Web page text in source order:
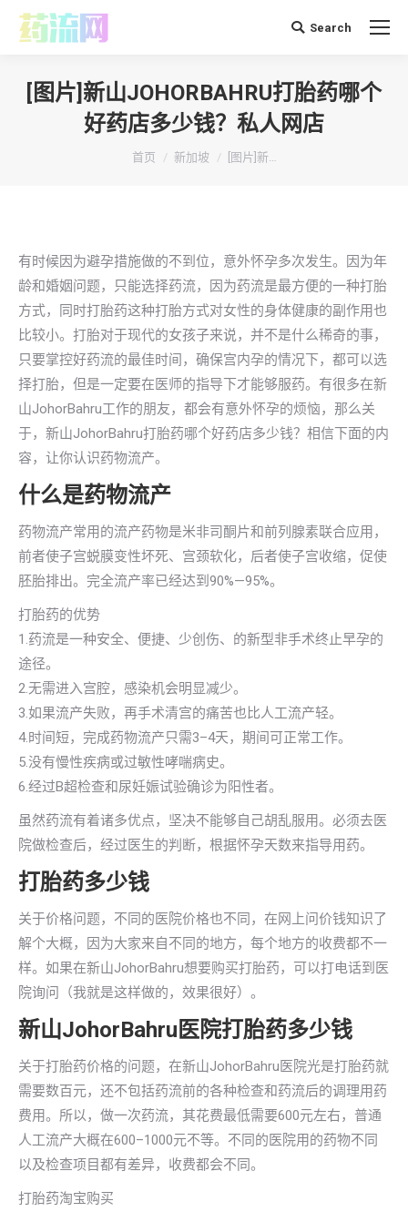
搜 Search
[图片]新山JOHORBAHRU打胎药哪个
好药店多少钱？私人网店
你在这里：
首页 新加坡 [图片]新…
有时候因为避孕措施做的不到位，意外怀孕多次发生。因为年
龄和婚姻问题，只能选择药流，因为药流是最方便的一种打胎
方式，同时打胎药这种打胎方式对女性的身体健康的副作用也
比较小。打胎对于现代的女孩子来说，并不是什么稀奇的事，
只要掌控好药流的最佳时间，确保宫内孕的情况下，都可以选
择打胎，但是一定要在医师的指导下才能够服药。有很多在新
山JohorBahru工作的朋友，都会有意外怀孕的烦恼，那么关
于，新山JohorBahru打胎药哪个好药店多少钱？相信下面的内
容，让你认识药物流产。
什么是药物流产
药物流产常用的流产药物是米非司酮片和前列腺素联合应用，
前者使子宫蜕膜变性坏死、宫颈软化，后者使子宫收缩，促使
胚胎排出。完全流产率已经达到90%—95%。
打胎药的优势
1.药流是一种安全、便捷、少创伤、的新型非手术终止早孕的
途径。
2.无需进入宫腔，感染机会明显减少。
3.如果流产失败，再手术清宫的痛苦也比人工流产轻。
4.时间短，完成药物流产只需3–4天，期间可正常工作。
5.没有慢性疾病或过敏性哮喘病史。
6.经过B超检查和尿妊娠试验确诊为阳性者。
虽然药流有着诸多优点，坚决不能够自己胡乱服用。必须去医
院做检查后，经过医生的判断，根据怀孕天数来指导用药。
打胎药多少钱
关于价格问题，不同的医院价格也不同，在网上问价钱知识了
解个大概，因为大家来自不同的地方，每个地方的收费都不一
样。如果在新山JohorBahru想要购买打胎药，可以打电话到医
院询问（我就是这样做的，效果很好）。
新山JohorBahru医院打胎药多少钱
关于打胎药价格的问题，在新山JohorBahru医院光是打胎药就
需要数百元，还不包括药流前的各种检查和药流后的调理用药
费用。所以，做一次药流，其花费最低需要600元左右，普通
人工流产大概在600–1000元不等。不同的医院用的药物不同
以及检查项目都有差异，收费都会不同。
打胎药淘宝购买